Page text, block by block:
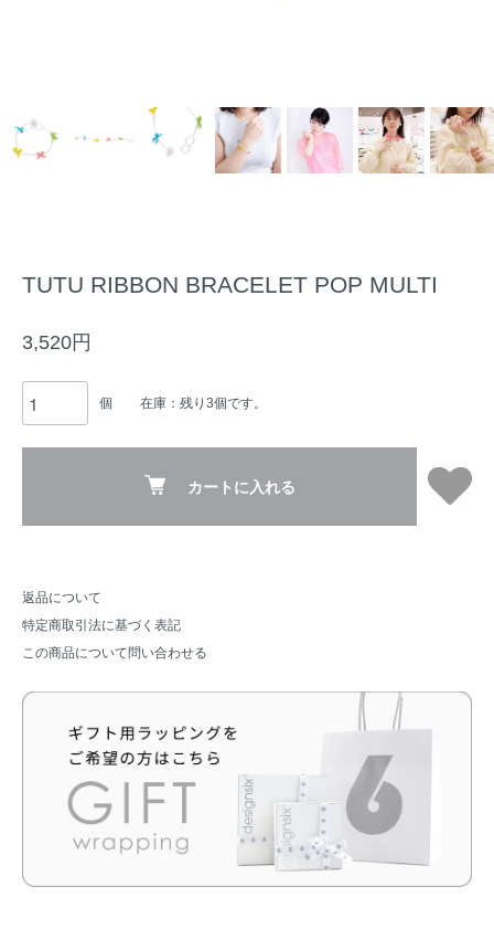
TUTU RIBBON BRACELET POP MULTI
3,520円
個 在庫：残り3個です。
カートに入れる
返品について
特定商取引法に基づく表記
この商品について問い合わせる